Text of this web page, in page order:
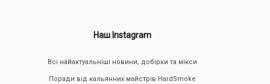
Наш Instagram
Всі найактуальніші новини, добірки та мікси
Поради від кальянних майстрів HardSmoke